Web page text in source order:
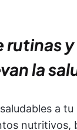
rutinas
la
a tu
nutritivos,